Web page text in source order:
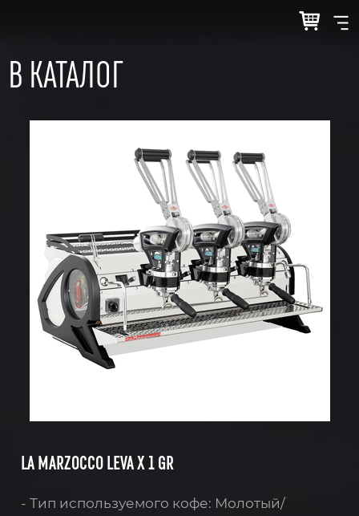
В КАТАЛОГ
LA MARZOCCO LEVA X 1 GR
- Тип используемого кофе: Молотый/